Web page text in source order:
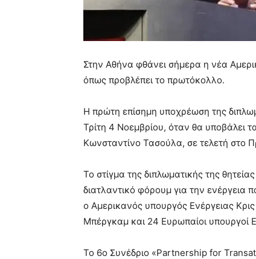
Στην Αθήνα φθάνει σήμερα η νέα
όπως προβλέπει το πρωτόκολλο.
Η πρώτη επίσημη υποχρέωση της
Τρίτη 4 Νοεμβρίου, όταν θα υποβάλει
Κωνσταντίνο Τασούλα, σε τελετή στο
Το στίγμα της διπλωματικής της
διατλαντικό φόρουμ για την ενέργεια
ο Αμερικανός υπουργός Ενέργειας
Μπέργκαμ και 24 Ευρωπαίοι υπουργοί
Το 6ο Συνέδριο «Partnership for